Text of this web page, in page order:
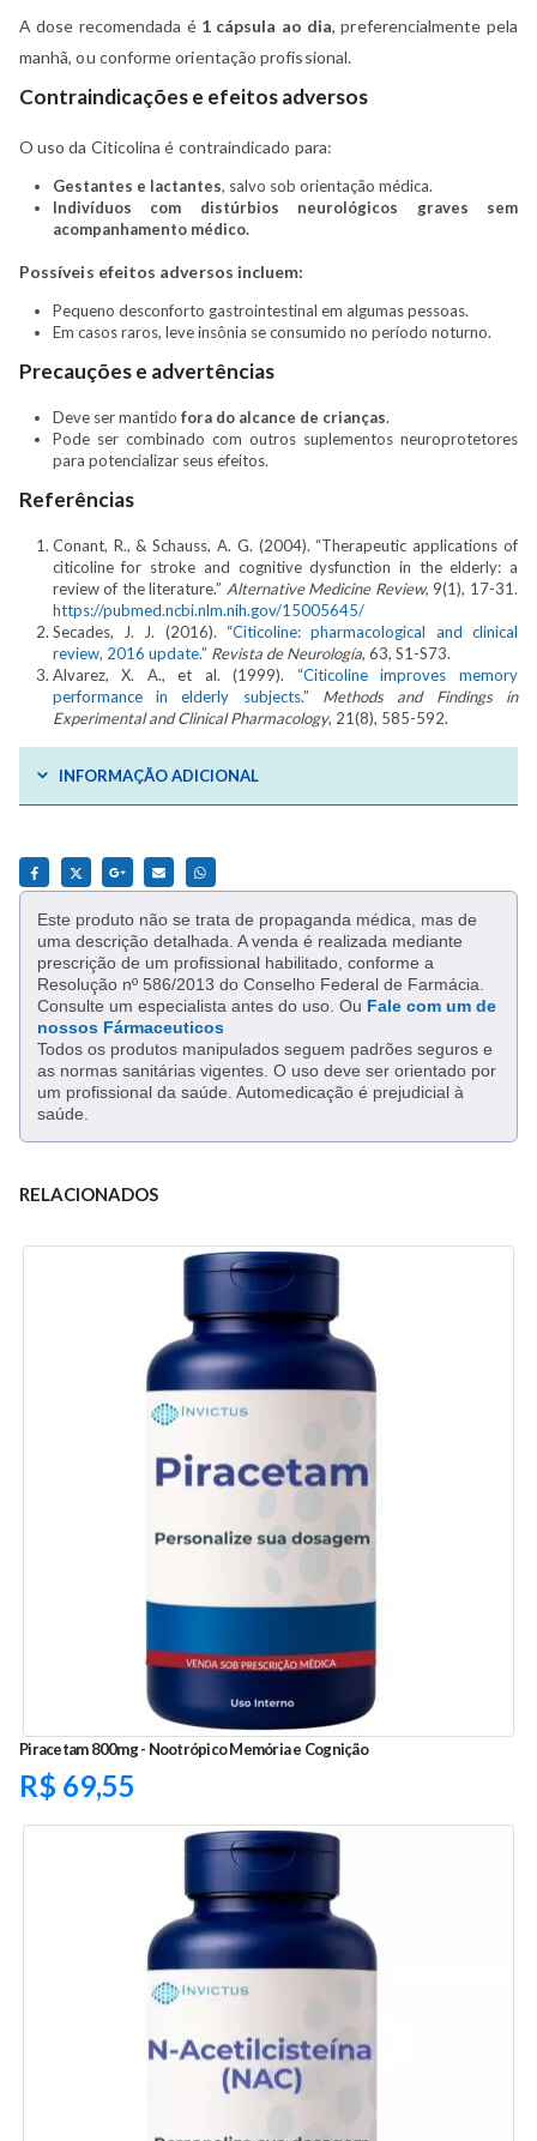
A dose recomendada é 1 cápsula ao dia, preferencialmente pela
manhã, ou conforme orientação profissional.
Contraindicações e efeitos adversos
O uso da Citicolina é contraindicado para:
Gestantes e lactantes, salvo sob orientação médica.
Indivíduos com distúrbios neurológicos graves sem
acompanhamento médico.
Possíveis efeitos adversos incluem:
Pequeno desconforto gastrointestinal em algumas pessoas.
Em casos raros, leve insônia se consumido no período noturno.
Precauções e advertências
Deve ser mantido fora do alcance de crianças.
Pode ser combinado com outros suplementos neuroprotetores
para potencializar seus efeitos.
Referências
Conant, R., & Schauss, A. G. (2004). “Therapeutic applications of
citicoline for stroke and cognitive dysfunction in the elderly: a
review of the literature.” Alternative Medicine Review, 9(1), 17-31.
https://pubmed.ncbi.nlm.nih.gov/15005645/
Secades, J. J. (2016). “Citicoline: pharmacological and clinical
review, 2016 update.” Revista de Neurología, 63, S1-S73.
Alvarez, X. A., et al. (1999). “Citicoline improves memory
performance in elderly subjects.” Methods and Findings in
Experimental and Clinical Pharmacology, 21(8), 585-592.
INFORMAÇÃO ADICIONAL
Este produto não se trata de propaganda médica, mas de
uma descrição detalhada. A venda é realizada mediante
prescrição de um profissional habilitado, conforme a
Resolução nº 586/2013 do Conselho Federal de Farmácia.
Consulte um especialista antes do uso. Ou Fale com um de
nossos Fármaceuticos
Todos os produtos manipulados seguem padrões seguros e
as normas sanitárias vigentes. O uso deve ser orientado por
um profissional da saúde. Automedicação é prejudicial à
saúde.
RELACIONADOS
Piracetam 800mg - Nootrópico Memória e Cognição
R$ 69,55